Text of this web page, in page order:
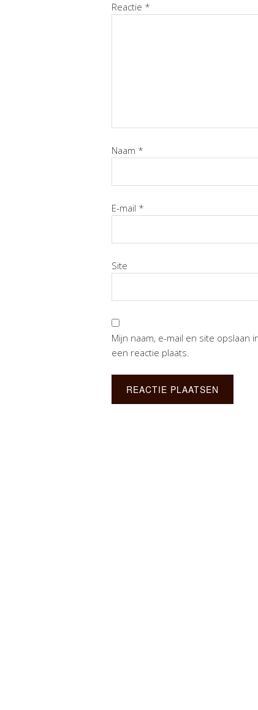
Reactie *
Naam *
E-mail *
Site
Mijn naam, e-mail en site
een reactie plaats.